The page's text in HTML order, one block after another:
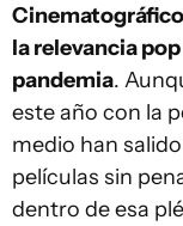
la relevancia
pandemia.
este año con la
medio han
películas sin
dentro de esa